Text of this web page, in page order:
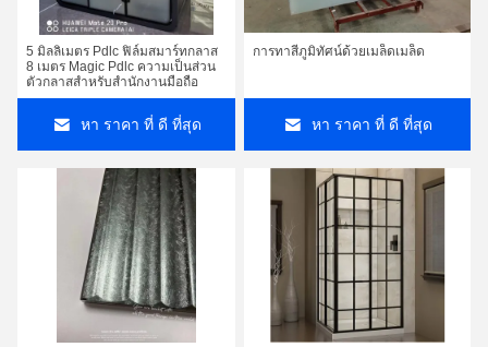
5 มิลลิเมตร Pdlc ฟิล์มสมาร์ทกลาส
8 เมตร Magic Pdlc ความเป็นส่วน
ตัวกลาสสําหรับสํานักงานมือถือ
หา ราคา ที่ ดี ที่สุด
การทาสีภูมิทัศน์ด้วยเมล็ดเมล็ด
หา ราคา ที่ ดี ที่สุด